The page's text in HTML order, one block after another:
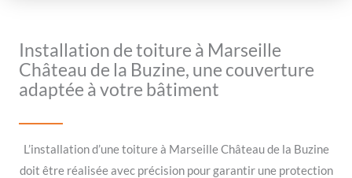
Installation de toiture à Marseille
Château de la Buzine, une couverture
adaptée à votre bâtiment
L’installation d’une toiture à Marseille Château de la Buzine
doit être réalisée avec précision pour garantir une protection